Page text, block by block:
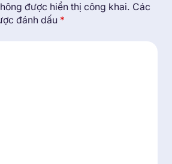
được hiển thị công khai. Các
đánh dấu *